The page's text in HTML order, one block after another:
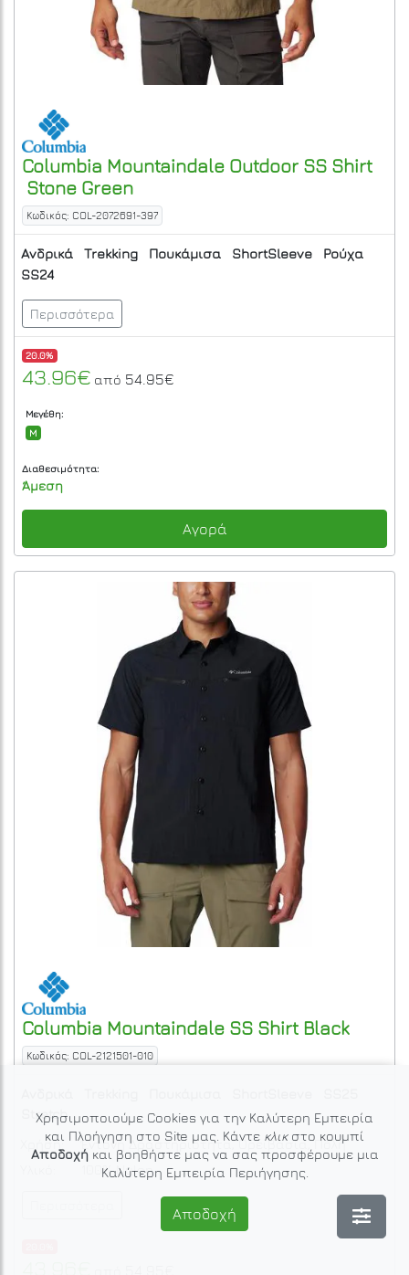
Columbia Mountaindale Outdoor SS Shirt
Stone Green
Κωδικός: COL-2072691-397
Ανδρικά Trekking Πουκάμισα ShortSleeve
Ρούχα
SS24
Περισσότερα
20.0%
43.96€ από 54.95€
Μεγέθη:
M
Διαθεσιμότητα:
Άμεση
Αγορά
Columbia Mountaindale SS Shirt Black
Κωδικός: COL-2121501-010
Stretch
Χρήση:
Έντονη Δραστηριότητα, Ορειβασία, Πόλη
100% Nylon
Χρησιμοποιούμε Cookies για την Καλύτερη Εμπειρία
και Πλοήγηση στο Site μας. Κάντε κλικ στο κουμπί
Αποδοχήκαι βοηθήστε μας να σας προσφέρουμε μια
Καλύτερη Εμπειρία Περιήγησης.
Αποδοχή